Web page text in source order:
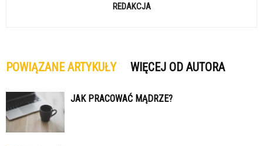
REDAKCJA
POWIĄZANE ARTYKUŁY WIĘCEJ OD AUTORA
JAK PRACOWAĆ MĄDRZE?